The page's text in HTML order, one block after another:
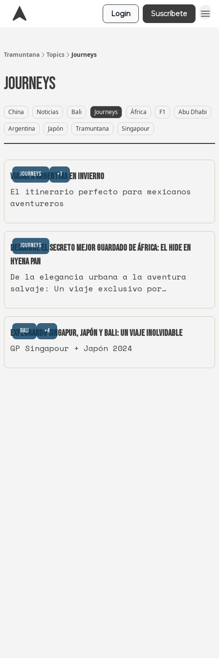
Login Suscríbete
Tramuntana Topics Journeys
Journeys
China Noticias Bali Journeys África F1
Abu Dhabi
Argentina
Japón Tramuntana Singapour
Journeys +1
Viajar a Argentina en Invierno
El itinerario perfecto para mexicanos
aventureros
Journeys
Descubre el secreto mejor guardado de África: El Hide en
Hyena Pan
De la elegancia urbana a la aventura
salvaje: Un viaje exclusivo por
Bali +4
Explorando Singapur, Japón y Bali: Un Viaje Inolvidable
GP Singapour + Japón 2024